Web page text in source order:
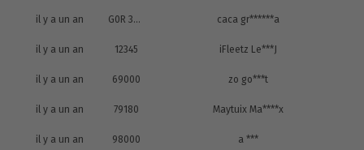
il y a un an G0R 3G0 caca gr******a
il y a un an 12345 iFleetz Le***J
il y a un an 69000 zo go***t
il y a un an 79180 Maytuix Ma****x
il y a un an 98000 a ***